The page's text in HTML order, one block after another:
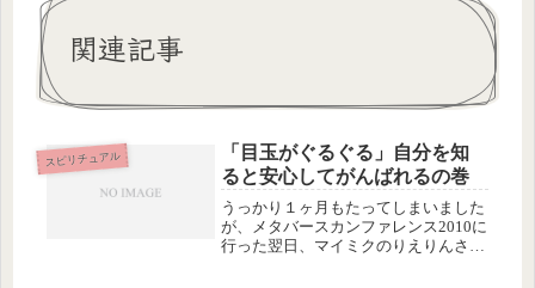
関連記事
スピリチュアル
「目玉がぐるぐる」自分を知
ると安心してがんばれるの巻
うっかり１ヶ月もたってしまいました
が、メタバースカンファレンス2010に
行った翌日、マイミクのりえりんさん